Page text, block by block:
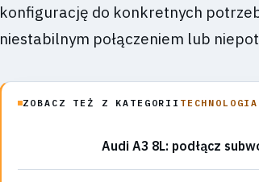
konfigurację do konkretnych
niestabilnym połączeniem lub
ZOBACZ TEŻ Z KATEGORII TECHNOLOGIA
Audi A3 8L: podłącz